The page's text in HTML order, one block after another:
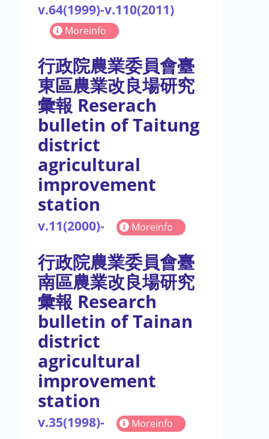
v.64(1999)-v.110(2011)
Moreinfo
行政院農業委員會臺
東區農業改良場研究
彙報 Reserach
bulletin of Taitung
district
agricultural
improvement
station
v.11(2000)- Moreinfo
行政院農業委員會臺
南區農業改良場研究
彙報 Research
bulletin of Tainan
district
agricultural
improvement
station
v.35(1998)- Moreinfo